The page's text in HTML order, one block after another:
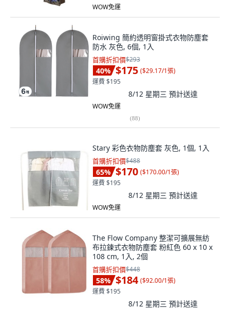
WOW免運
Roiwing 簡約透明窗掛式衣物防塵套
防水 灰色, 6個, 1入
首購折扣價$293
40% $175 ($29.17/1張)
運費 $195
8/12 星期三 預計送達
WOW免運
(88)
Stary 彩色衣物防塵套 灰色, 1個, 1入
首購折扣價$488
65% $170 ($170.00/1張)
運費 $195
8/12 星期三 預計送達
WOW免運
The Flow Company 整潔可擴展無紡
布拉鍊式衣物防塵套 粉紅色 60 x 10 x
108 cm, 1入, 2個
首購折扣價$448
58% $184 ($92.00/1張)
運費 $195
8/12 星期三 預計送達